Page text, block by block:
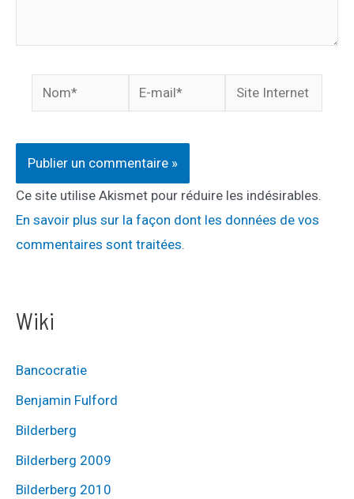
Wiki
Bancocratie
Benjamin Fulford
Bilderberg
Bilderberg 2009
Bilderberg 2010
Nom*
mail*
Site
Internet
Ce site utilise Akismet pour réduire les indésirables.
En savoir plus sur la façon dont les données de vos
commentaires sont traitées.